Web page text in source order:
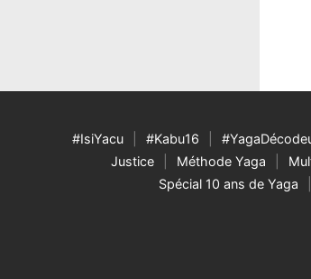
#IsiYacu #Kabu16
Justice
Méthode Yaga
Spécial 10 ans de Yaga